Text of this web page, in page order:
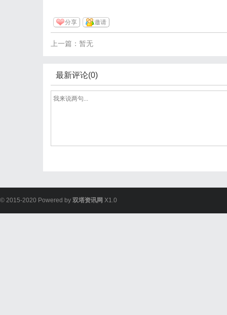
分享 邀请
上一篇：暂无
最新评论(0)
© 2015-2020 Powered by 双塔资讯网 X1.0